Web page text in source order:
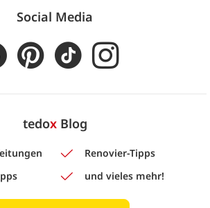
Social Media
tedoxBlog
Renovier-Tipps
und vieles mehr!